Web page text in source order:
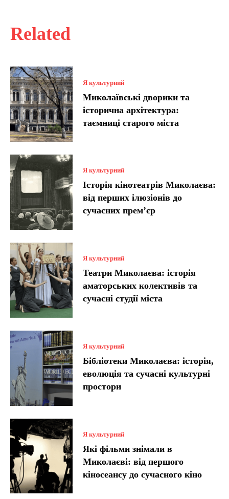
Related
Я культурний
Миколаївські дворики та
історична архітектура:
таємниці старого міста
Я культурний
Історія кінотеатрів Миколаєва:
від перших ілюзіонів до
сучасних прем’єр
Я культурний
Театри Миколаєва: історія
аматорських колективів та
сучасні студії міста
Я культурний
Бібліотеки Миколаєва: історія,
еволюція та сучасні культурні
простори
Я культурний
Які фільми знімали в
Миколаєві: від першого
кіносеансу до сучасного кіно